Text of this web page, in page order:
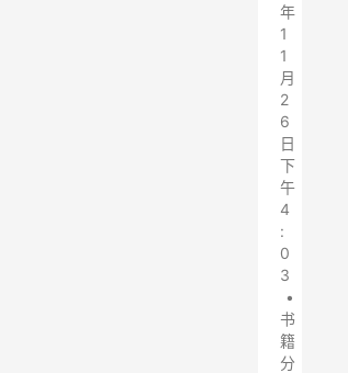
年
1
1
月
2
6
日
下
午
4
:
0
3
•
书
籍
分